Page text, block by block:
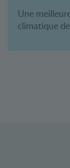
Une
climatique